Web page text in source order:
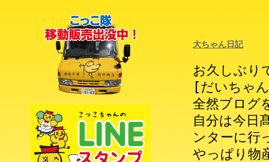
大ちゃん日記
お久しぶり
[だいちゃ
全然ブログ
自分は今日
ンターに行
やっぱり物